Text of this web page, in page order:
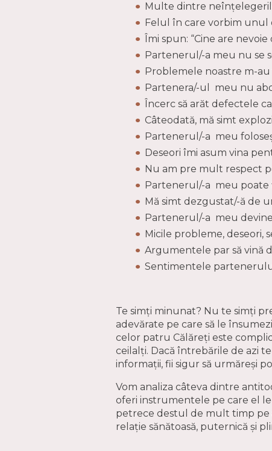
Multe dintre
Felul în care vorbim unul
Îmi spun: “Cine are nevoie
Partenerul/-a meu nu se
Problemele noastre m-au
Partenera/-ul meu nu
Încerc să arăt defectele
Câteodată, mă simt
Partenerul/-a meu
Deseori îmi asum vina
Nu am pre mult respect
Partenerul/-a meu poate
Mă simt dezgustat/-ă de
Partenerul/-a meu
Micile probleme, deseori,
Argumentele par să vină
Sentimentele
Te simți minunat? Nu te simți
adevărate pe care să le
celor patru Călăreți este
ceilalți. Dacă întrebările de azi
informații, fii sigur să urmăreși
Vom analiza câteva dintre
oferi instrumentele pe care el
petrece destul de mult timp pe
relație sănătoasă, puternică și